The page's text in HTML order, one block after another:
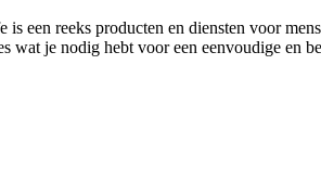
is een reeks producten en diensten voor
wat je nodig hebt voor een eenvoudige en